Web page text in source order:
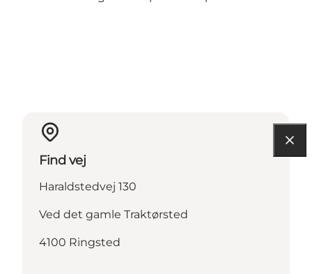
Find vej
Haraldstedvej 130
Ved det gamle Traktørsted
4100 Ringsted